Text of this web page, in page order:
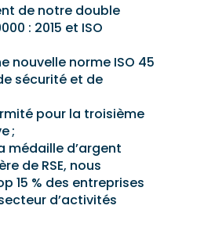
de notre double
: 2015 et ISO
nouvelle norme ISO 45
sécurité et de
pour la troisième
;
médaille d’argent
de RSE, nous
15 % des entreprises
d’activités